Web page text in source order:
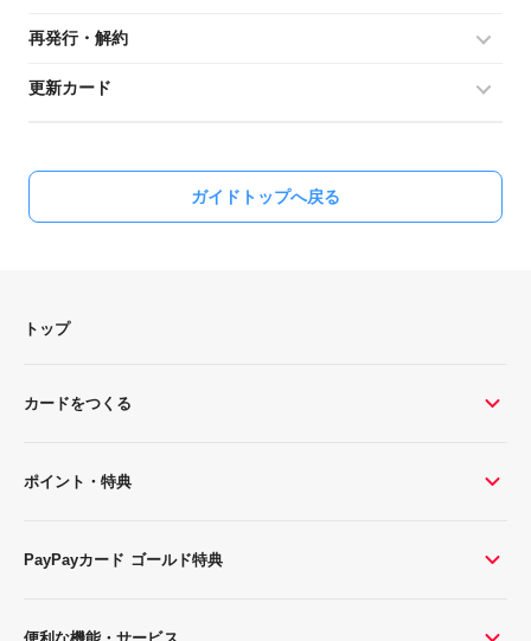
再発行・解約
更新カード
ガイドトップへ戻る
トップ
カードをつくる
ポイント・特典
PayPayカード ゴールド特典